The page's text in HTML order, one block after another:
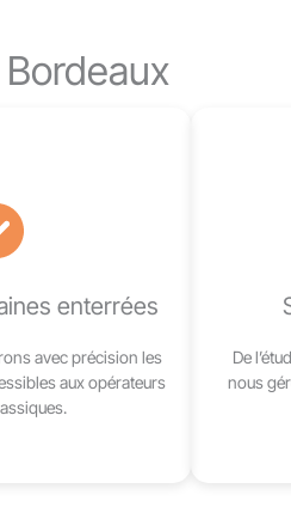
enterrées
avec précision les
aux opérateurs
De
nous